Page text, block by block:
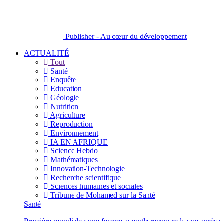
Publisher - Au cœur du développement
ACTUALITÉ
Tout
Santé
Enquête
Education
Géologie
Nutrition
Agriculture
Reproduction
Environnement
IA EN AFRIQUE
Science Hebdo
Mathématiques
Innovation-Technologie
Recherche scientifique
Sciences humaines et sociales
Tribune de Mohamed sur la Santé
Santé